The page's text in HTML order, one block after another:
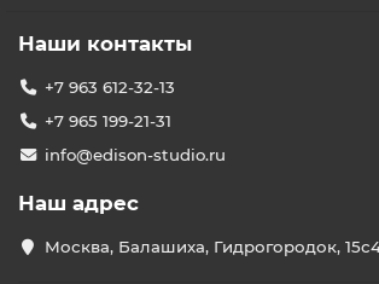
Наши контакты
+7 963 612-32-13
+7 965 199-21-31
info@edison-studio.ru
Наш адрес
Москва, Балашиха, Гидрогородок,